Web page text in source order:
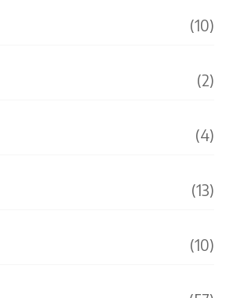
(10)
(2)
(4)
(13)
(10)